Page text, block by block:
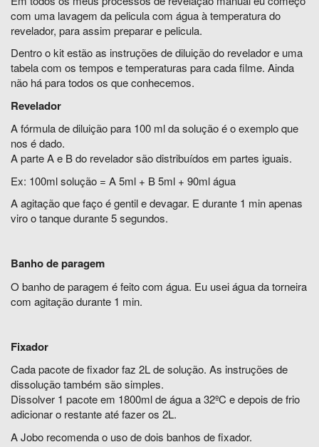
com uma lavagem da pelicula com água à temperatura do
revelador, para assim preparar e pelicula.
Dentro o kit estão as instruções de diluição do revelador e uma
tabela com os tempos e temperaturas para cada filme. Ainda
não há para todos os que conhecemos.
Revelador
A fórmula de diluição para 100 ml da solução é o exemplo que
nos é dado.
A parte A e B do revelador são distribuídos em partes iguais.
Ex: 100ml solução = A 5ml + B 5ml + 90ml água
A agitação que faço é gentil e devagar. E durante 1 min apenas
viro o tanque durante 5 segundos.
Banho de paragem
O banho de paragem é feito com água. Eu usei água da torneira
com agitação durante 1 min.
Fixador
Cada pacote de fixador faz 2L de solução. As instruções de
dissolução também são simples.
Dissolver 1 pacote em 1800ml de água a 32ºC e depois de frio
adicionar o restante até fazer os 2L.
A Jobo recomenda o uso de dois banhos de fixador.